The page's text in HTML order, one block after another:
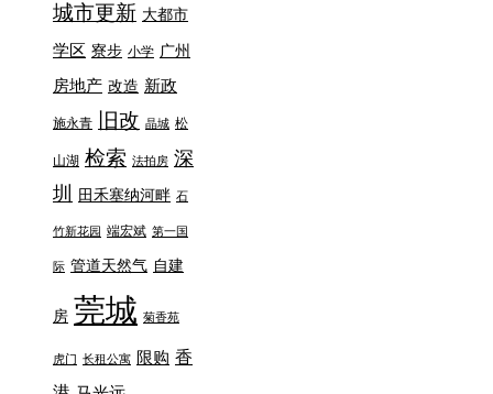
城市更新 大都市
学区 寮步 小学 广州
房地产 改造 新政
施永青 旧改 晶城 松
山湖 检索 法拍房 深
圳
田禾塞纳河畔 石
竹新花园 端宏斌 第一国
际 管道天然气 自建
房 莞城 菊香苑
虎门 长租公寓 限购 香